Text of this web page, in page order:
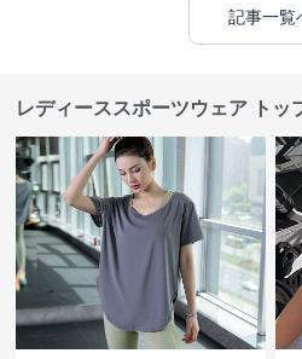
記事一覧
レディーススポーツウェア トッ